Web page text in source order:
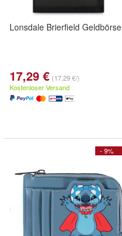
Lonsdale Brierfield Geldbörse
17,29 € (17,29 €/)
Kostenloser Versand
- 9%